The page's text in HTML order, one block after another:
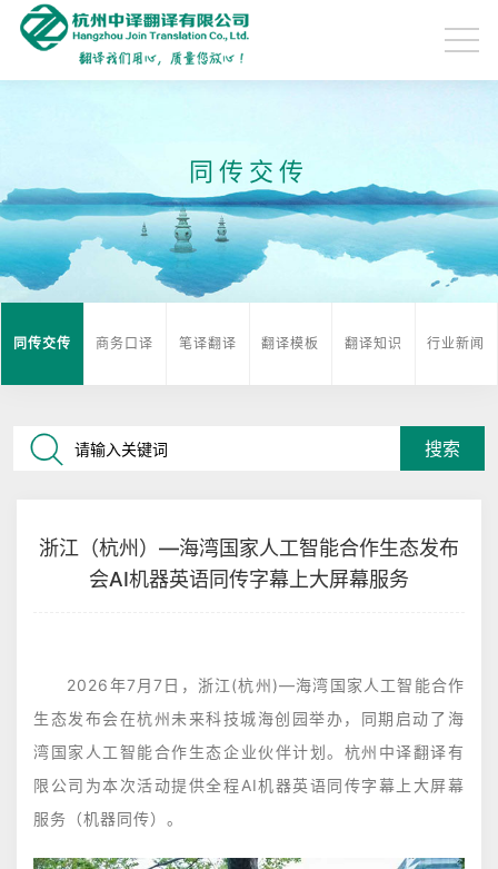
同传交传
同传交传 商务口译 笔译翻译 翻译模板 翻译知识 行业新闻
浙江（杭州）—海湾国家人工智能合作生态发布
会AI机器英语同传字幕上大屏幕服务
2026年7月7日，浙江(杭州)—海湾国家人工智能合作
生态发布会在杭州未来科技城海创园举办，同期启动‌了海
湾国家人工智能合作生态企业伙伴计划。杭州中译翻译有
限公司为本次活动提供全程AI机器英语同传字幕上大屏幕
服务（机器同传）。